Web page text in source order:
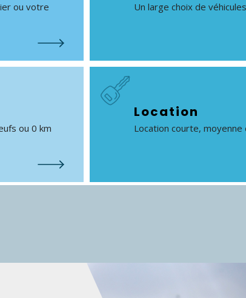
ou votre
Un large choix de
ou 0 km
Location
Location courte,